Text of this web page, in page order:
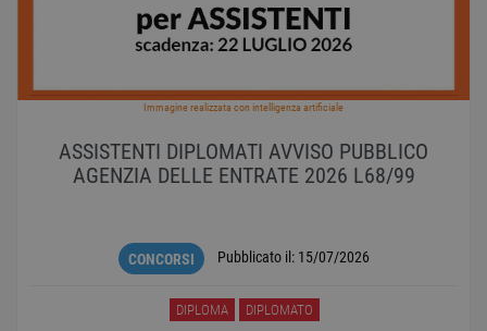
Immagine realizzata con intelligenza artificiale
ASSISTENTI DIPLOMATI AVVISO PUBBLICO
AGENZIA DELLE ENTRATE 2026 L68/99
CONCORSI Pubblicato il: 15/07/2026
DIPLOMA DIPLOMATO